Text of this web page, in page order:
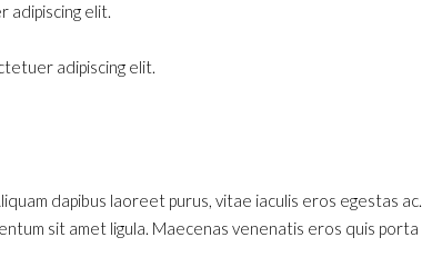
adipiscing elit.
adipiscing elit.
dapibus laoreet purus, vitae iaculis eros egestas ac.
sit amet ligula. Maecenas venenatis eros quis porta